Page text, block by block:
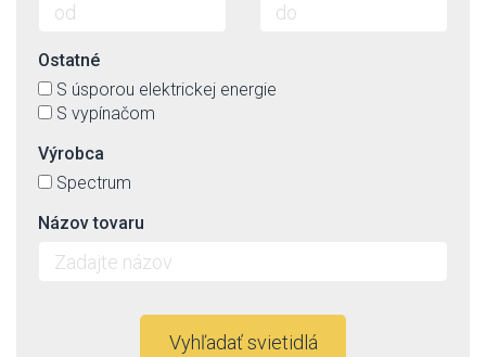
Ostatné
S úsporou elektrickej energie
S vypínačom
Výrobca
Spectrum
Názov tovaru
Vyhľadať svietidlá